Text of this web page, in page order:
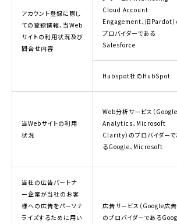
アカウント登録に際し
ての登録情報、当Web
サイトの利用状況及び
問合せ内容
Cloud Account
Engagement、旧Pardot）
プロバイダーである
Salesforce
Hubspot社のHubSpot
当Webサイトの利用
状況
Web分析サービス（Google
Analytics、Microsoft
Clarity）のプロバイダーで
るGoogle、Microsoft
当社の広告パートナ
ー企業が当社のお客
様への広告をパーソナ
ライズするために用い
広告サービス（Google広告
のプロバイダーである